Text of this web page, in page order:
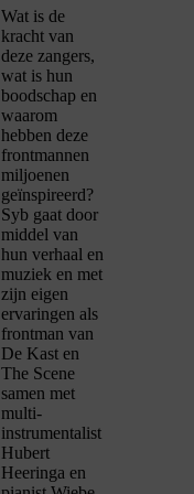
Wat is de
kracht van
deze zangers,
wat is hun
boodschap en
waarom
hebben deze
frontmannen
miljoenen
geïnspireerd?
Syb gaat door
middel van
hun verhaal en
muziek en met
zijn eigen
ervaringen als
frontman van
De Kast en
The Scene
samen met
multi-
instrumentalist
Hubert
Heeringa en